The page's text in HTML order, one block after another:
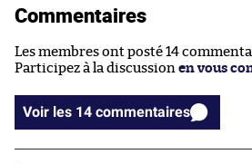
Commentaires
Les membres ont posté 14
Participez à la discussion en vous
Voir les 14 commentaires